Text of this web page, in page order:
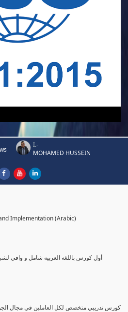
I.-
MOHAMED HUSSEIN
Implementation (Arabic)
أول كورس باللغة العربية شامل و وافي
كورس تدريبي متخصص لكل العاملين في مجال